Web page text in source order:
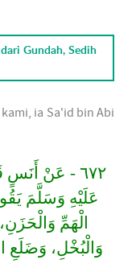
Gundah, Sedih
ia Sa'id bin Abi
٦٧٢ - عَنْ
عَلَيْهِ وَسَلَّمَ
الْهَمِّ
وَالْبُخْلِ، وَضَلَعِ